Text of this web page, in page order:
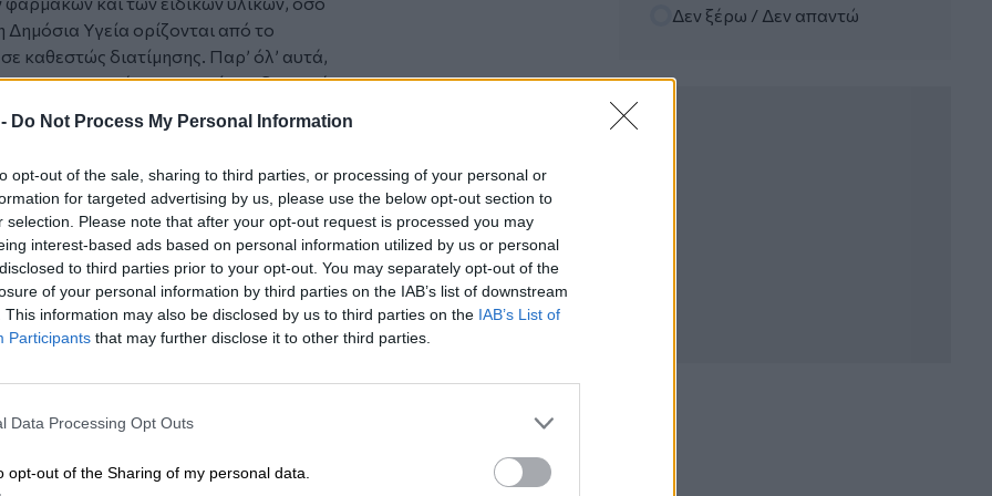
Do Not Process My Personal Information
opt-out of the sale, sharing to third parties, or processing of your personal or
for targeted advertising by us, please use the below opt-out section to
selection. Please note that after your opt-out request is processed you may
interest-based ads based on personal information utilized by us or personal
to third parties prior to your opt-out. You may separately opt-out of the
of your personal information by third parties on the IAB’s list of downstream
This information may also be disclosed by us to third parties on the IAB’s List of
Participants that may further disclose it to other third parties.
Data Processing Opt Outs
opt-out of the Sharing of my personal data.
Υγεία ορίζονται από το
καθεστώς διατίμησης. Παρ’ όλ’ αυτά,
μας καταστρέφουν, αφού αναδρομικά,
τις συμφωνημένες αμοιβές
δεν έχουμε λάβει ποτέ!!!
ξεπερνούν το 55% των οφειλών του
ένα μόνο εξάμηνο! Για υπηρεσίες τις
του ΕΟΠΥΥ και πληρώσει,
μας απέναντι στο ίδιο το κράτος
αφορά στις εισηγμένες εταιρίες
Κεφαλαιαγοράς.
όροι στην μεταξύ μας
και καταχρηστικά
φορείς συνεχώς και παρ’ όλ’ αυτά
λειτουργίας του ΕΟΠΥΥ κάνουμε
που δεν τηρούνται και δεσμεύσεις
τελικά θα βρεθεί κάποια λύση.
που έχετε καταφέρει, με ευθύνη των
αξίζει να δώσει κάθε ασφαλιστής
05.08.2026 - 08:51
Το εκλογικό «καμπανάκι» της Goldman
Sachs, η ισχυρή πιστωτική επέκταση
Δεν ξέρω / Δεν απαντώ